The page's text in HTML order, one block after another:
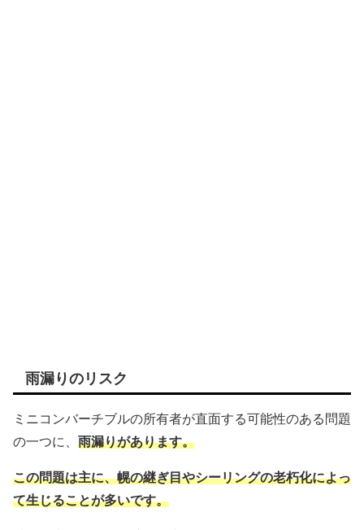
雨漏りのリスク
ミニコンバーチブルの所有者が直面する可能性のある問題
の一つに、 雨漏りがあります。
この問題は主に、幌の継ぎ目やシーリングの老朽化によっ
て生じることが多いです。